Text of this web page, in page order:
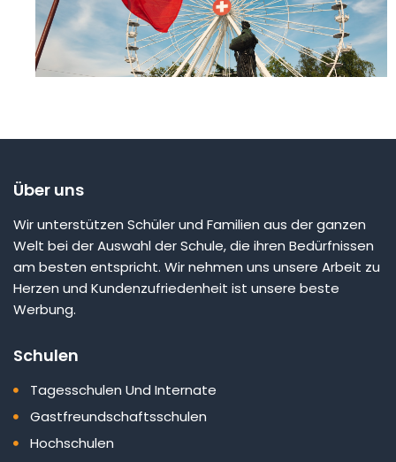
Über uns
Wir unterstützen Schüler und Familien aus der ganzen
Welt bei der Auswahl der Schule, die ihren Bedürfnissen
am besten entspricht. Wir nehmen uns unsere Arbeit zu
Herzen und Kundenzufriedenheit ist unsere beste
Werbung.
Schulen
Tagesschulen Und Internate
Gastfreundschaftsschulen
Hochschulen